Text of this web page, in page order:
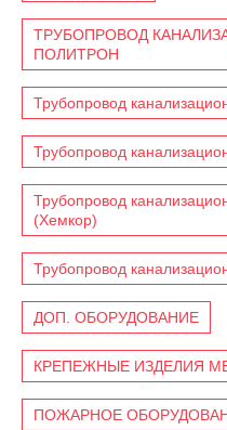
ТРУБОПРОВОД
ПОЛИТРОН
Трубопровод
Трубопровод
Трубопровод
(Хемкор)
Трубопровод
ДОП. ОБОРУДОВАНИЕ
КРЕПЕЖНЫЕ ИЗДЕЛИЯ
ПОЖАРНОЕ